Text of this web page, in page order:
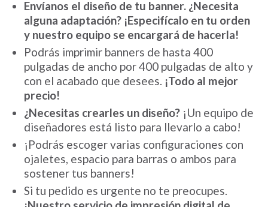
Envíanos el diseño de tu banner. ¿Necesita
alguna adaptación? ¡Especifícalo en tu orden
y nuestro equipo se encargará de hacerla!
Podrás imprimir banners de hasta 400
pulgadas de ancho por 400 pulgadas de alto y
con el acabado que desees. ¡Todo al mejor
precio!
¿Necesitas crearles un diseño? ¡Un equipo de
diseñadores está listo para llevarlo a cabo!
¡Podrás escoger varias configuraciones con
ojaletes, espacio para barras o ambos para
sostener tus banners!
Si tu pedido es urgente no te preocupes.